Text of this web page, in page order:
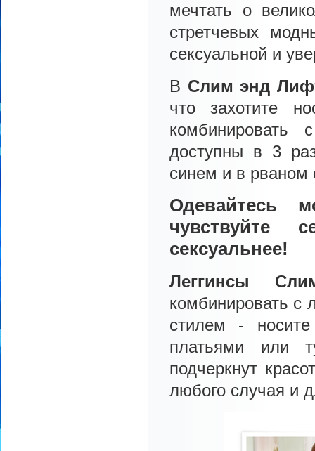
мечтать о
стретчевых
сексуальной и
В Слим энд
что захотите
доступны в 3
синем и в рваном
Одевайтесь
чувствуйте
сексуальнее!
Леггинсы
комбинировать
стилем -
платьями или
подчеркнут
любого случая и